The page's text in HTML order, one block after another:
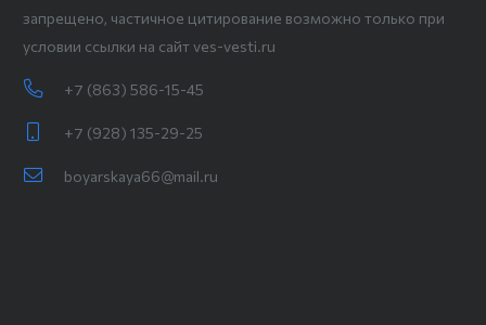
запрещено, частичное цитирование возможно только при
условии ссылки на сайт ves-vesti.ru
+7 (863) 586-15-45
+7 (928) 135-29-25
boyarskaya66@mail.ru